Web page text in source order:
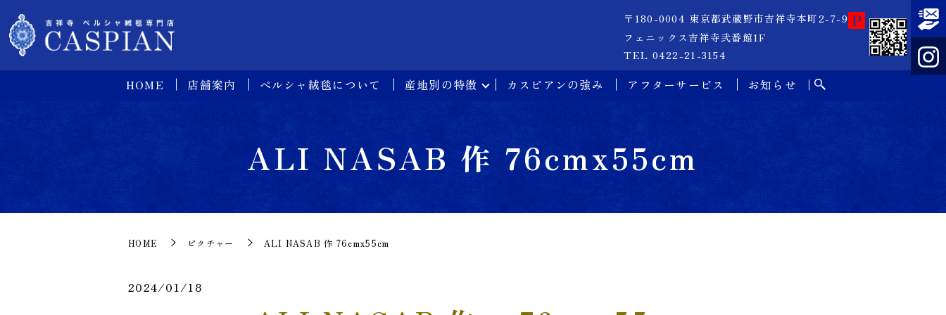
HOME 店舗案内 ペルシャ絨毯について 産地別の特徴 カスピアンの強み アフターサービス お知らせ
〒180-0004 東京都武蔵野市吉祥寺本町2-7-9
フェニックス吉祥寺弐番館1F
TEL 0422-21-3154
ALI NASAB 作 76cmx55cm
HOME ピクチャー ALI NASAB 作 76cmx55cm
2024/01/18